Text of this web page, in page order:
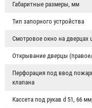
Габаритные размеры, мм
Тип запорного устройства
Смотровое окно на дверцах
Открывание дверцы
Перфорация под ввод
клапана
Кассета под рукав d 51, 66